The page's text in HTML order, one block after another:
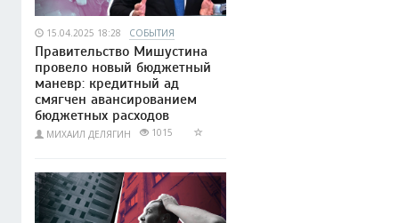
15.04.2025 18:28 СОБЫТИЯ
Правительство Мишустина
провело новый бюджетный
маневр: кредитный ад
смягчен авансированием
бюджетных расходов
МИХАИЛ ДЕЛЯГИН 1015